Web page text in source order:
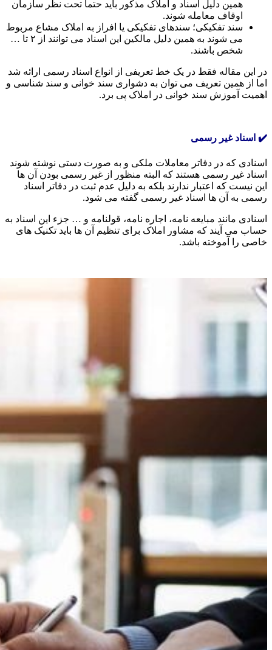
همین دلیل اسناد و املاک مذکور باید حتما تحت نظر سازمان
اوقاف معامله شوند.
سند تفکیکی؛ سندهای تفکیکی یا افراز به املاک مشاع مربوط
می شوند به همین دلیل مالکین این اسناد می توانند از ۲ تا …
شخص باشند.
در این مقاله فقط در یک خط تعریفی از انواع اسناد رسمی ارائه شد
اما از همین تعریف می توان به دشواری سند خوانی و سند شناسی و
اهمیت آموزش سند خوانی در املاک پی برد.
✔️ اسناد غیر رسمی
اسنادی که در دفاتر معاملات ملکی و به صورت دستی نوشته شوند
اسناد غیر رسمی هستند که البته منظور از غیر رسمی بودن آن ها
این نیست که اعتبار ندارند بلکه به دلیل عدم ثبت در دفاتر اسناد
رسمی به آن ها اسناد غیر رسمی گفته می شود.
اسنادی مانند مبایعه نامه، اجاره نامه، قولنامه و … جزء این اسناد به
حساب می آیند که مشاور املاک برای تنظیم آن ها باید تکنیک های
خاصی را آموخته باشد.